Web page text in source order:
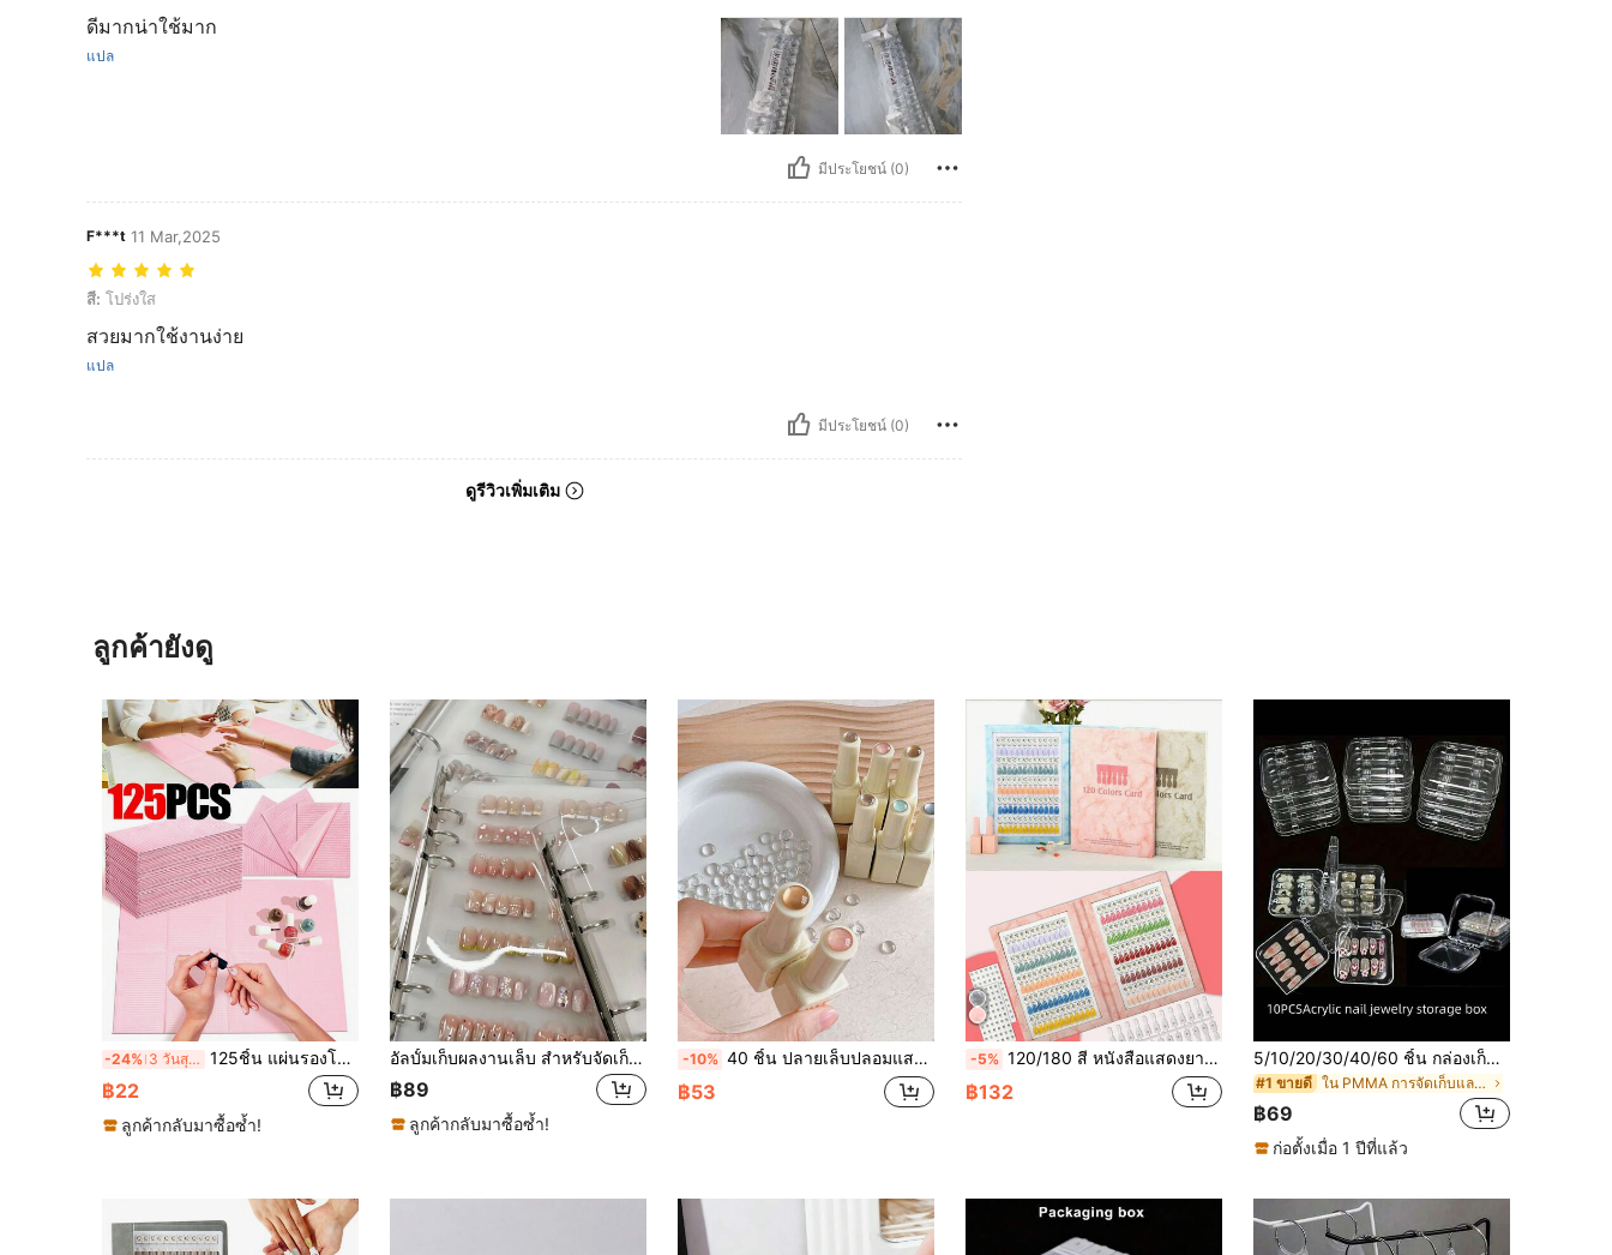
ดีมากน่าใช้มาก
แปล
มีประโยชน์ (0)
F***t 11 Mar,2025
สี: โปร่งใส
สี: โปร่งใส
สวยมากใช้งานง่าย
แปล
มีประโยชน์ (0)
ดูรีวิวเพิ่มเติม
ลูกค้ายังดู
-24% 3 วันสุดท้าย 125ชิ้น แผ่นรองโต๊ะทำเล็บแบบใช้แล้วทิ้ง, แผ่นรองผ้าขนหนูโต๊ะทำเล็บ, กระดาษเช็ดปากสำหรับทำเล็บอะคริลิค 3 ชั้น, แผ่นรองทำเล็บ, กระดาษกันน้ำสำหรับตกแต่งเล็บสำหรับร้านทำเล็บที่บ้าน
฿22
ลูกค้ากลับมาซื้อซ้ำ!
อัลบั้มเก็บผลงานเล็บ สำหรับจัดเก็บและแสดงผลงาน พร้อมแผ่นสไตล์เล็บ และหกหน้าด้านในสำหรับจับคู่
฿89
ลูกค้ากลับมาซื้อซ้ำ!
-10% 40 ชิ้น ปลายเล็บปลอมแสดงสีตารางแสดงเล็บพร้อมสติกเกอร์กาว แผนภูมิแสดงเล็บใส การฝึกอบรมเล็บ การฝึกซ้อม Swatches Dots ชั้นวางแสดงเล็บสำหรับร้านเสริมสวย อุปกรณ์ทำเล็บ เครื่องมือทำเล็บสำหรับเล็บกด
฿53
-5% 120/180 สี หนังสือแสดงยาทาเล็บแม่เหล็ก, จานสีแบบถอดได้, อัลบั้มแสดงการ์ดสีวัสดุ PU คุณภาพสูง, มาพร้อมกับหัวสีแม่เหล็ก 120/180 หัว และฉลากหมายเลข 1 อัน, เหมาะสำหรับออกแบบเล็บ
฿132
5/10/20/30/40/60 ชิ้น กล่องเก็บอุปกรณ์ศิลปะเล็บสี่เหลี่ยมใส สีชมพู ดำ ขาว วัสดุอะคริลิก สามารถเก็บอุปกรณ์ศิลปะเล็บ ต่างหู กำไล บัตร ฯลฯ กล่องเก็บแสดงใสระดับสูง กล่องพกพา กล่องบรรจุอุปกรณ์ศิลปะเล็บ เหมาะสำหรับผู้ชื่นชอบอุปกรณ์ศิลปะเล็บ ในหลายสถานการณ์ ตัวจัดระเบียบ
#1 ขายดี ใน PMMA การจัดเก็บและจัดแสดงงานศิลปะเล็บ
฿69
ก่อตั้งเมื่อ 1 ปีที่แล้ว